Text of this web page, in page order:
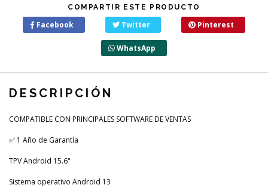
COMPARTIR ESTE PRODUCTO
Facebook Twitter Pinterest
WhatsApp
DESCRIPCIÓN
COMPATIBLE CON PRINCIPALES SOFTWARE DE VENTAS
✅ 1 Año de Garantía
TPV Android 15.6"
Sistema operativo Android 13